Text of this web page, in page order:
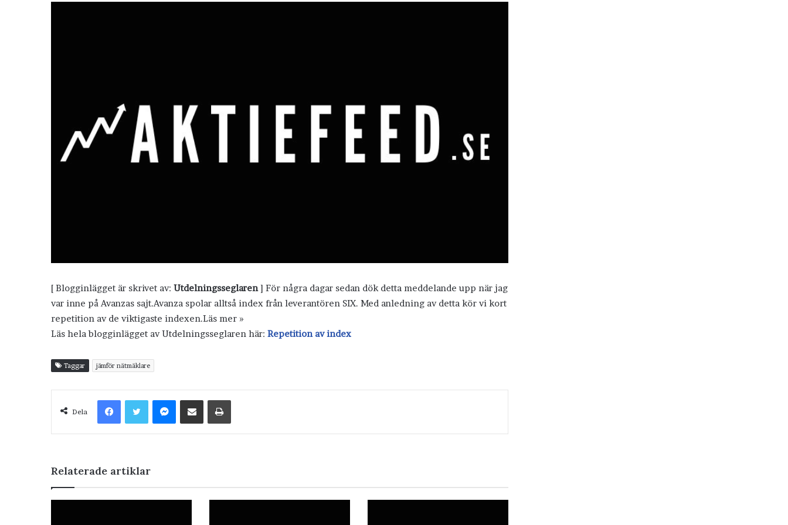
[ Blogginlägget är skrivet av: Utdelningsseglaren] För några dagar sedan dök detta meddelande upp när jag
var inne på Avanzas sajt.Avanza spolar alltså index från leverantören SIX. Med anledning av detta kör vi kort
repetition av de viktigaste indexen.Läs mer »
Läs hela blogginlägget av Utdelningsseglaren här: Repetition av index
Taggar jämför nätmäklare
Dela
FacebookTwitterMessenger
Dela via e-post Skriv ut
Relaterade artiklar